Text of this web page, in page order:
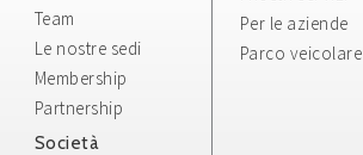
Team
Le nostre sedi
Membership
Partnership
Società
Per le aziende
Parco veicolare